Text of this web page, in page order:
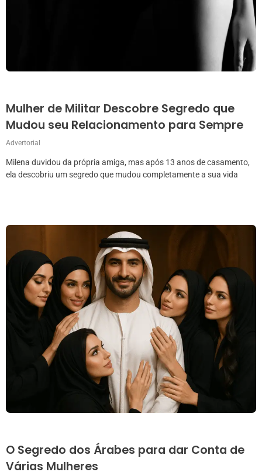
Mulher de Militar Descobre Segredo que
Mudou seu Relacionamento para Sempre
Advertorial
Milena duvidou da própria amiga, mas após 13 anos de casamento,
ela descobriu um segredo que mudou completamente a sua vida
O Segredo dos Árabes para dar Conta de
Várias Mulheres